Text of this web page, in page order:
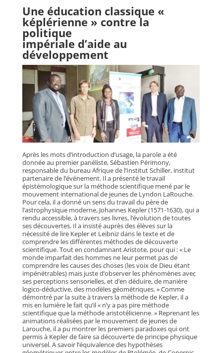
Une éducation classique «
képlérienne » contre la
politique
impériale d’aide au
développement
Après les mots d’introduction d’usage, la parole a été
donnée au premier panéliste, Sébastien Périmony,
responsable du bureau Afrique de l’Institut Schiller, institut
partenaire de l’événement. Il a présenté le travail
épistémologique sur la méthode scientifique mené par le
mouvement international de jeunes de Lyndon LaRouche.
Pour cela, il a donné un sens du travail du père de
l’astrophysique moderne, Johannes Kepler (1571-1630), qui a
rendu accessible, à travers ses livres, l’évolution de toutes
ses découvertes. Il a insisté auprès des élèves sur la
nécessité de lire Kepler et Leibniz dans le texte et de
comprendre les différentes méthodes de découverte
scientifique. Tout en condamnant Aristote, pour qui : « Le
monde imparfait des hommes ne leur permet pas de
comprendre les causes des choses (les voix de Dieu étant
impénétrables) mais juste d’observer les phénomènes avec
ses perceptions sensorielles, et d’en déduire, de manière
logico-déductive, des modèles géométriques. » Comme
démontré par la suite à travers la méthode de Kepler, il a
mis en lumière le fait qu’il « n’y a pas pire méthode
scientifique que la méthode aristotélicienne. » Reprenant les
animations réalisées par le mouvement de jeunes de
Larouche, il a pu montrer les premiers paradoxes qui ont
permis à Kepler de faire sa découverte de principe physique
universel. A savoir l’équivalence des hypothèses